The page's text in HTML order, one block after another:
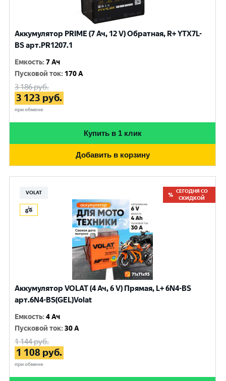
Аккумулятор PRIME (7 Ач, 12 V) Обратная, R+ YTX7L-
BS арт.PR1207.1
Емкость:7 Ач
Пусковой ток: 170 A
3 186руб.
3 123 руб.
при обмене
Купить в 1 клик
Добавить в корзину
VOLAT
СЕГОДНЯ СО
СКИДКОЙ
Аккумулятор VOLAT (4 Ач, 6 V) Прямая, L+ 6N4-BS
арт.6N4-BS(GEL)Volat
Емкость:4 Ач
Пусковой ток:30 A
1 144руб.
1 108 руб.
при обмене